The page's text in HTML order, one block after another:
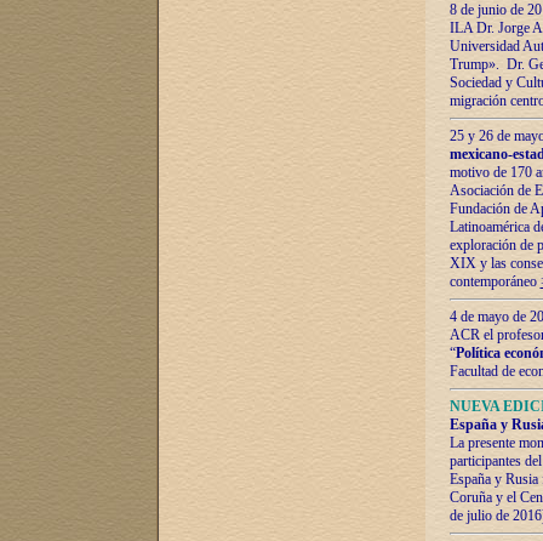
8 de junio de
ILA Dr. Jorge
Universidad
Trump». Dr.
Sociedad y
migración
25 y 26 de
mexicano-
motivo de 170
Asociación de
Fundación de
Latinoamérica
exploración de
XIX y las
contemporáneo
4 de mayo de
ACR el
“Política
Facultad de
NUEVA
España y
La presente
participantes
España y
Coruña y el
de julio de